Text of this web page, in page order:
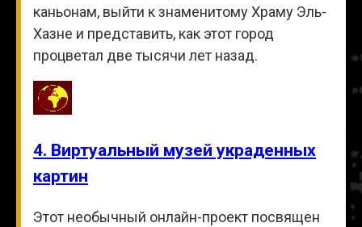
каньонам, выйти к знаменитому Храму Эль-
Хазне и представить, как этот город
процветал две тысячи лет назад.
4. Виртуальный музей украденных
картин
Этот необычный онлайн-проект посвящен